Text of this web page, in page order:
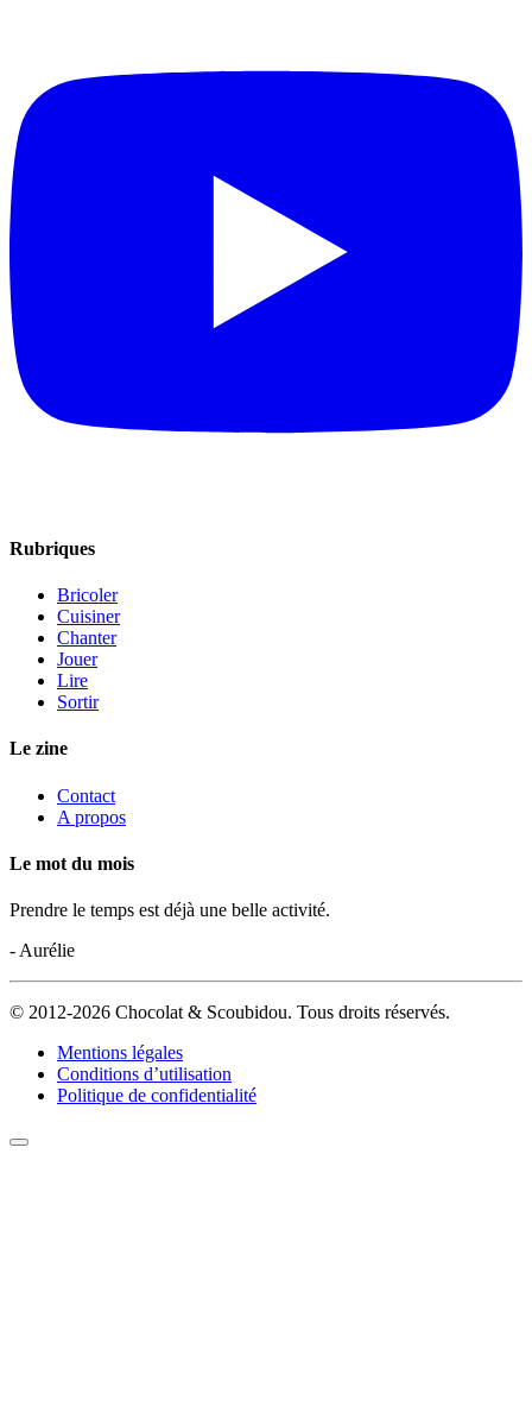
Rubriques
Bricoler
Cuisiner
Chanter
Jouer
Lire
Sortir
Le zine
Contact
A propos
Le mot du mois
Prendre le temps est déjà une belle activité.
- Aurélie
© 2012-2026 Chocolat & Scoubidou. Tous droits réservés.
Mentions légales
Conditions d’utilisation
Politique de confidentialité